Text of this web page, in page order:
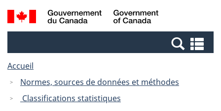
Passer
au
Passer
à
Canada
Recherche
et
et
Accueil
Normes, sources de données et méthodes
Classifications statistiques